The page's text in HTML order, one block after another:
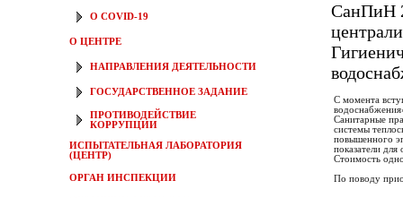
О COVID-19
О ЦЕНТРЕ
НАПРАВЛЕНИЯ ДЕЯТЕЛЬНОСТИ
ГОСУДАРСТВЕННОЕ ЗАДАНИЕ
ПРОТИВОДЕЙСТВИЕ
КОРРУПЦИИ
ИСПЫТАТЕЛЬНАЯ ЛАБОРАТОРИЯ
(ЦЕНТР)
ОРГАН ИНСПЕКЦИИ
СанПиН
С момента
Санитарные
системы
повышенного
показатели
Стоимость
По поводу